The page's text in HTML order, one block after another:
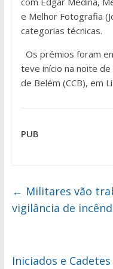
e Melhor Fotografia
categorias técnicas.
Os prémios foram
teve início na noite
de Belém (CCB), em
PUB
← Militares vão
vigilância de
Iniciados e